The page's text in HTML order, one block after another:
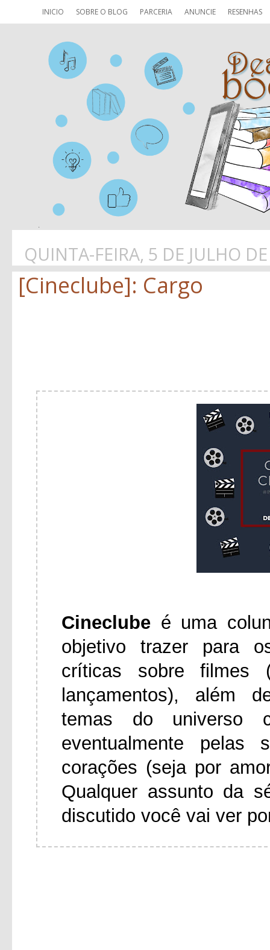
INICIO SOBRE O BLOG PARCERIA ANUNCIE RESENHAS
QUINTA-FEIRA, 5 DE JULHO
[Cineclube]: Cargo
Cineclube é uma
objetivo trazer para
críticas sobre
lançamentos), além
temas do universo
eventualmente pelas
corações (seja por
Qualquer assunto da
discutido você vai ver